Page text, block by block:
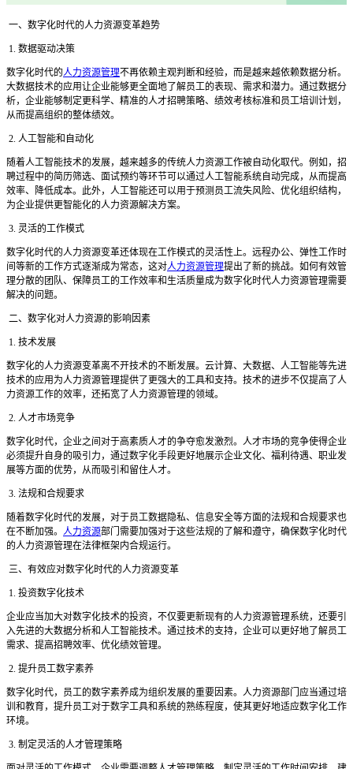
一、数字化时代的人力资源变革趋势
1. 数据驱动决策
数字化时代的人力资源管理不再依赖主观判断和经验，而是越来越依赖数据分析。
大数据技术的应用让企业能够更全面地了解员工的表现、需求和潜力。通过数据分
析，企业能够制定更科学、精准的人才招聘策略、绩效考核标准和员工培训计划，
从而提高组织的整体绩效。
2. 人工智能和自动化
随着人工智能技术的发展，越来越多的传统人力资源工作被自动化取代。例如，招
聘过程中的简历筛选、面试预约等环节可以通过人工智能系统自动完成，从而提高
效率、降低成本。此外，人工智能还可以用于预测员工流失风险、优化组织结构，
为企业提供更智能化的人力资源解决方案。
3. 灵活的工作模式
数字化时代的人力资源变革还体现在工作模式的灵活性上。远程办公、弹性工作时
间等新的工作方式逐渐成为常态，这对人力资源管理提出了新的挑战。如何有效管
理分散的团队、保障员工的工作效率和生活质量成为数字化时代人力资源管理需要
解决的问题。
二、数字化对人力资源的影响因素
1. 技术发展
数字化的人力资源变革离不开技术的不断发展。云计算、大数据、人工智能等先进
技术的应用为人力资源管理提供了更强大的工具和支持。技术的进步不仅提高了人
力资源工作的效率，还拓宽了人力资源管理的领域。
2. 人才市场竞争
数字化时代，企业之间对于高素质人才的争夺愈发激烈。人才市场的竞争使得企业
必须提升自身的吸引力，通过数字化手段更好地展示企业文化、福利待遇、职业发
展等方面的优势，从而吸引和留住人才。
3. 法规和合规要求
随着数字化时代的发展，对于员工数据隐私、信息安全等方面的法规和合规要求也
在不断加强。 人力资源部门需要加强对于这些法规的了解和遵守，确保数字化时代
的人力资源管理在法律框架内合规运行。
三、有效应对数字化时代的人力资源变革
1. 投资数字化技术
企业应当加大对数字化技术的投资，不仅要更新现有的人力资源管理系统，还要引
入先进的大数据分析和人工智能技术。通过技术的支持，企业可以更好地了解员工
需求、提高招聘效率、优化绩效管理。
2. 提升员工数字素养
数字化时代，员工的数字素养成为组织发展的重要因素。人力资源部门应当通过培
训和教育，提升员工对于数字工具和系统的熟练程度，使其更好地适应数字化工作
环境。
3. 制定灵活的人才管理策略